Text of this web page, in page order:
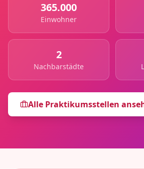
365.000
Einwohner
2
Nachbarstädte
Alle Praktikumsstellen